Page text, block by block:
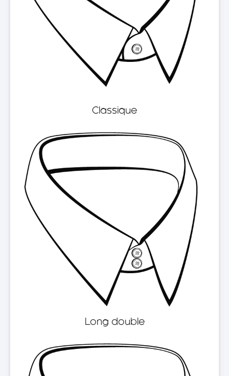
Classique
Long double